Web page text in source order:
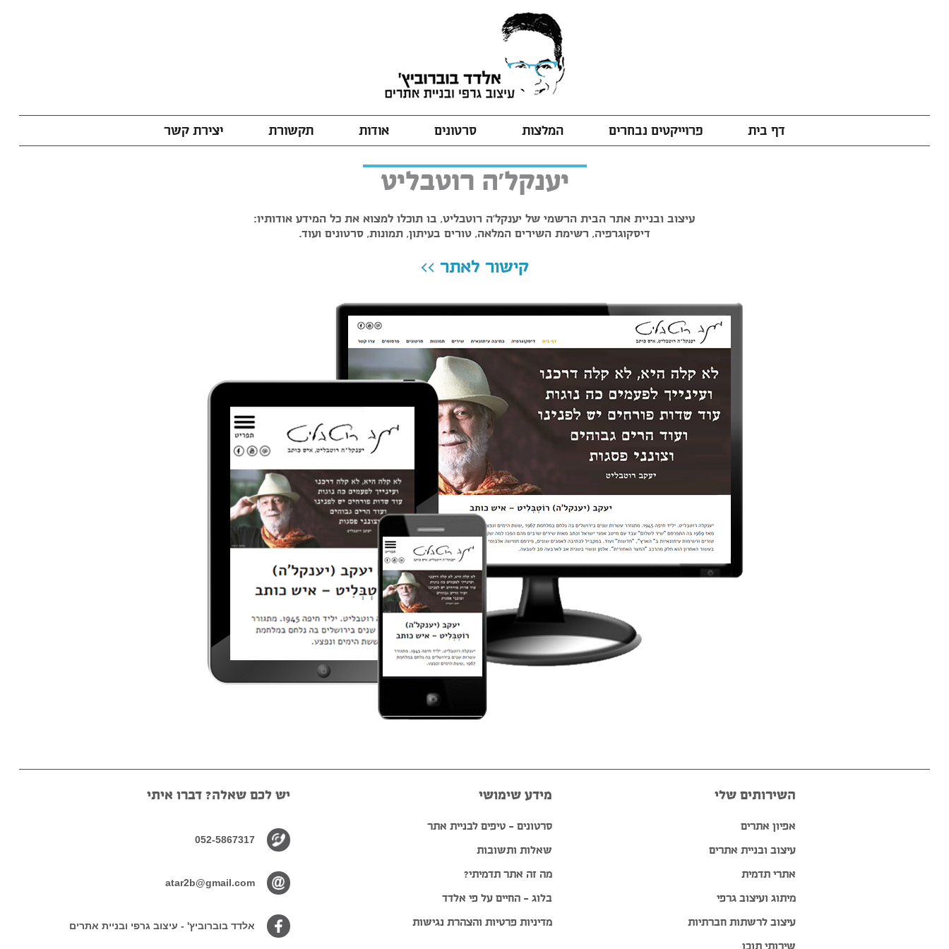
דף בית פרוייקטים נבחרים המלצות סרטונים אודות תקשורת יצירת קשר
יענקל'ה רוטבליט
עיצוב ובניית אתר הבית הרשמי של יענקל'ה רוטבליט, בו תוכלו למצוא את כל המידע אודותיו:
דיסקוגרפיה, רשימת השירים המלאה, טורים בעיתון, תמונות, סרטונים ועוד.
קישור לאתר >>
השירותים שלי
אפיון אתרים
עיצוב ובניית אתרים
אתרי תדמית
מיתוג ועיצוב גרפי
עיצוב לרשתות חברתיות
שירותי תוכן
מידע שימושי
סרטונים – טיפים לבניית אתר
שאלות ותשובות
מה זה אתר תדמיתי?
בלוג – החיים על פי אלדד
מדיניות פרטיות והצהרת נגישות
יש לכם שאלה? דברו איתי
052-5867317
atar2b@gmail.com
אלדד בוברוביץ' - עיצוב גרפי ובניית אתרים